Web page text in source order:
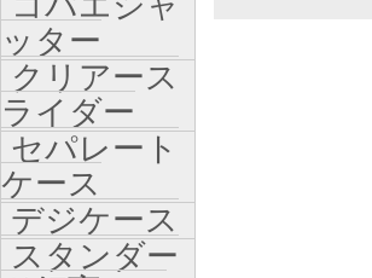
ッター
クリアース
ライダー
セパレート
ケース
デジケース
スタンダー